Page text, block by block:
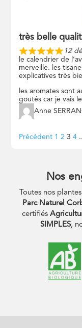
très belle
12
le calendrier de
merveille. les
explicatives très
les aromates sont
goutés car je vais
Anne
Navigation
Précédent Page
1 Page
2 Page
3 4
Nos
Toutes nos
Parc Naturel
certifiés
SIMPLES,